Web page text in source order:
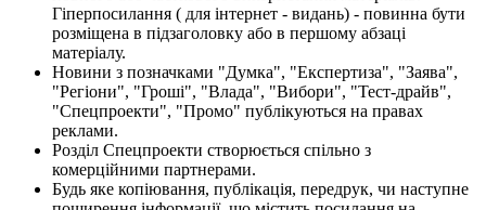
Гіперпосилання ( для інтернет - видань) - повинна бути
розміщена в підзаголовку або в першому абзаці
матеріалу.
Новини з позначками "Думка", "Експертиза", "Заява",
"Регіони", "Гроші", "Влада", "Вибори", "Тест-драйв",
"Спецпроекти", "Промо" публікуються на правах
реклами.
Розділ Спецпроекти створюється спільно з
комерційними партнерами.
Будь яке копіювання, публікація, передрук, чи наступне